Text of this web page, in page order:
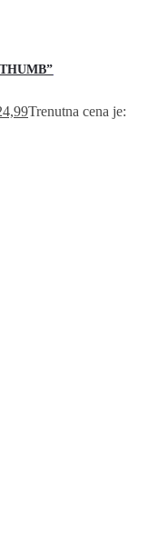
Trenutna cena je: